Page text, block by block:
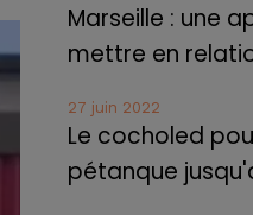
Marseille : une
mettre en
27 juin 2022
Le cocholed
pétanque